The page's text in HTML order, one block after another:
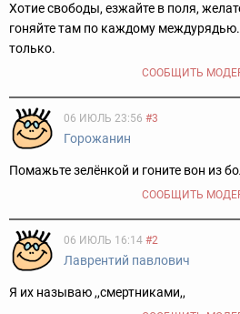
Хотие свободы, езжайте в поля,
гоняйте там по каждому
только.
СООБЩИТЬ
06 ИЮЛЬ 23:56 #3
Горожанин
Помажьте зелёнкой и гоните вон из
СООБЩИТЬ
06 ИЮЛЬ 16:14 #2
Лаврентий павлович
Я их называю ,,смертниками,,